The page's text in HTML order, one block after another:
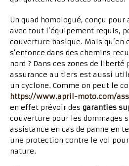
Un quad homologué, conçu
avec tout l’équipement requis,
couverture basique. Mais qu’en
s’enfonce dans des chemins
nord ? Dans ces zones de
assurance au tiers est aussi
un cyclone. Comme on peut le
https://www.april-moto.com/
en effet prévoir des garanties
couverture pour les dommages
assistance en cas de panne en
une protection contre le vol
nature.